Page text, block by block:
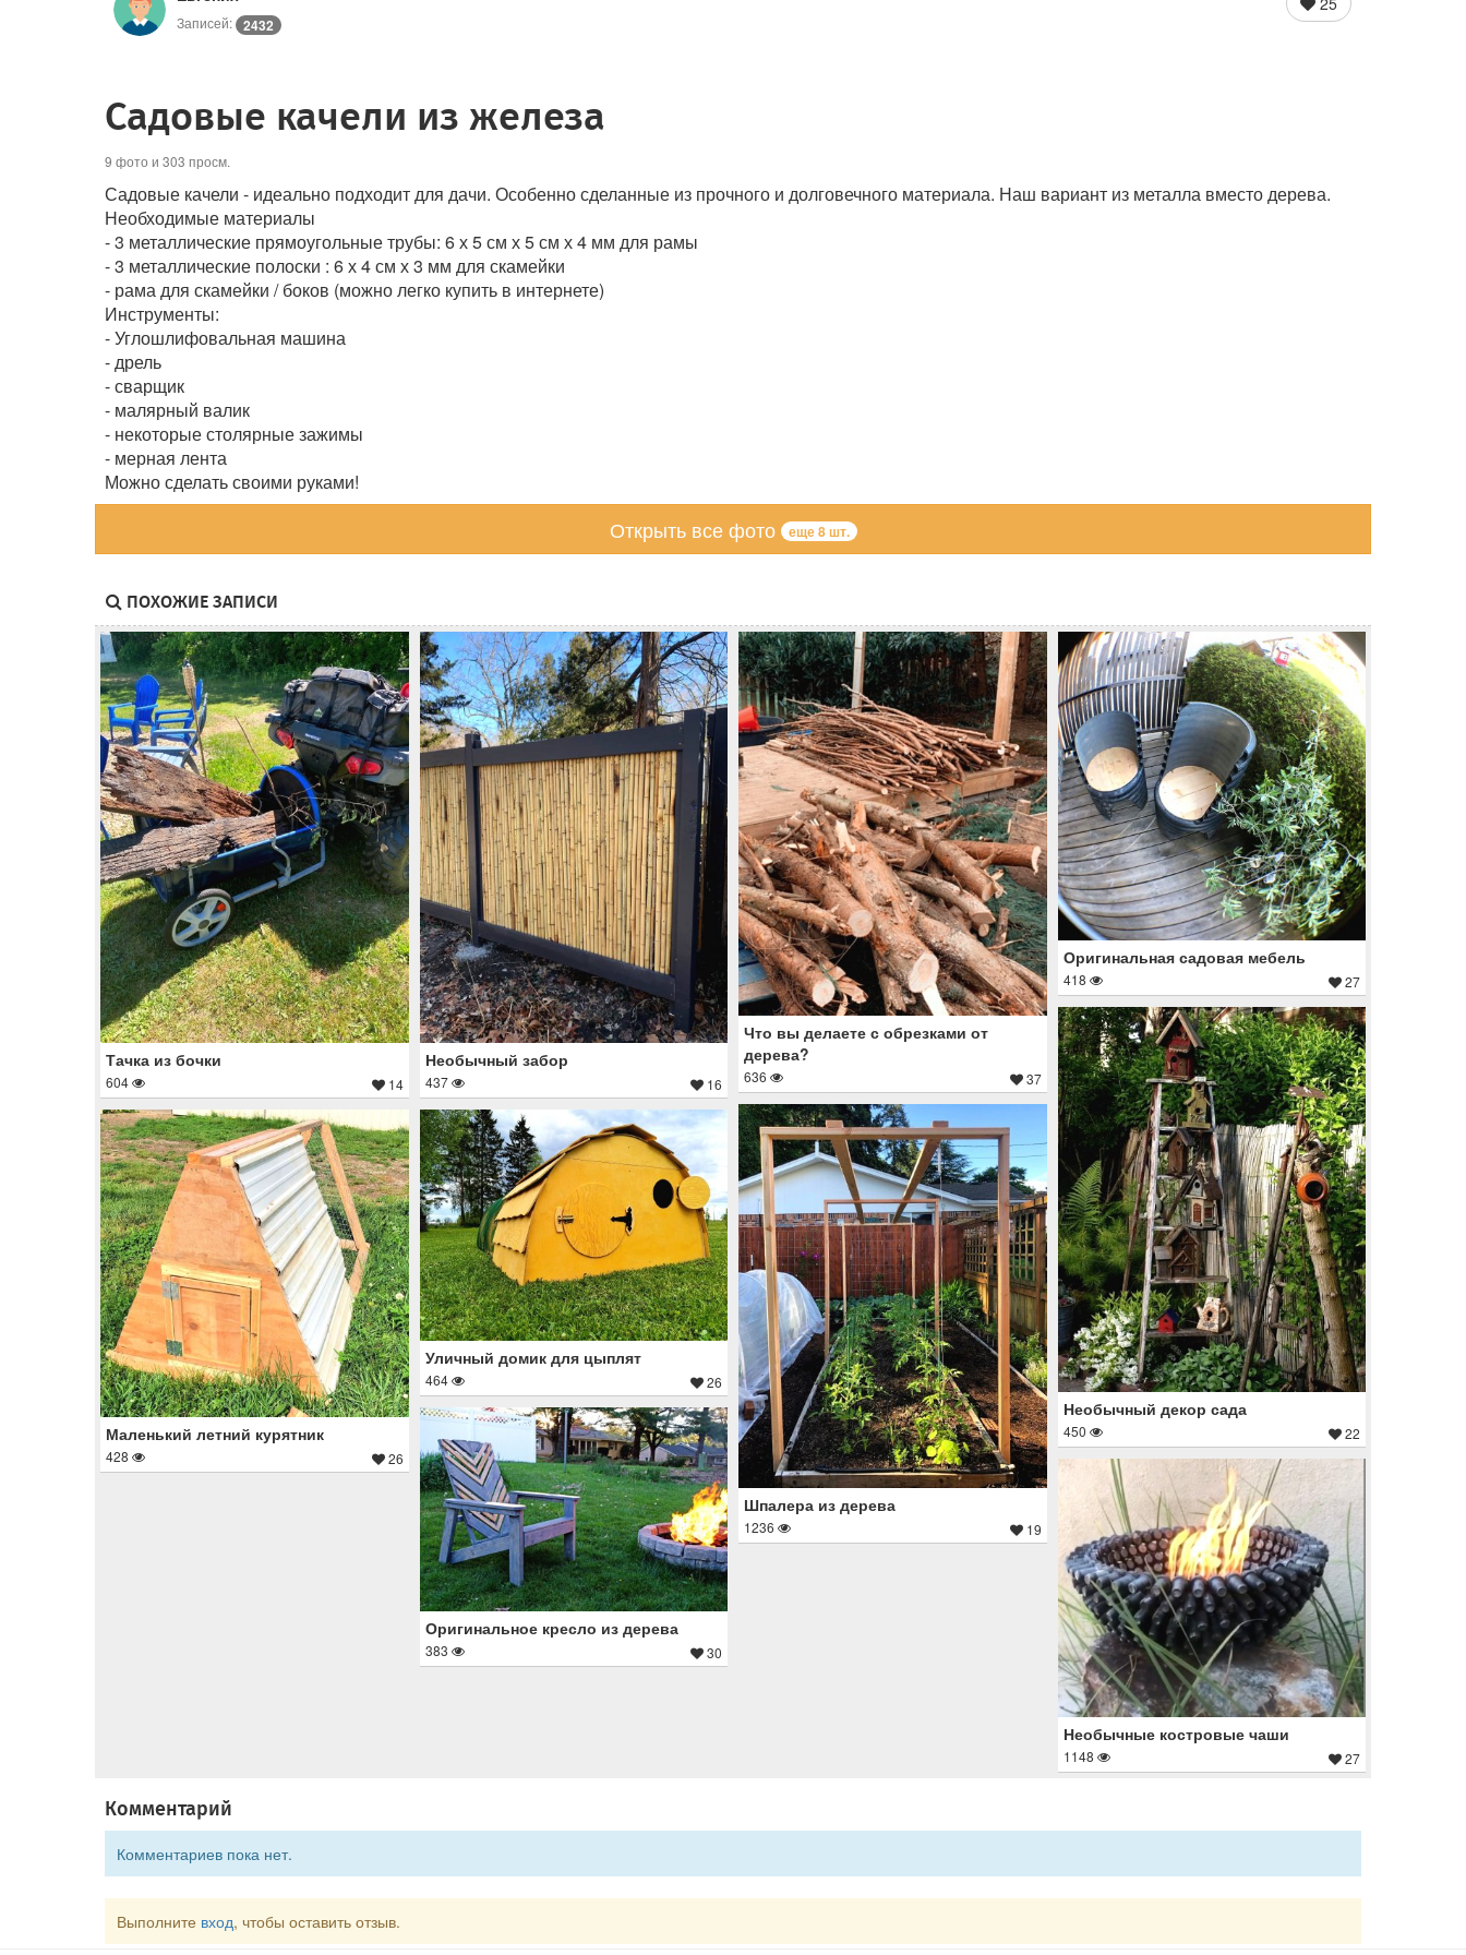
Записей: 2432
Садовые качели из железа
9 фото и 303 просм.
Садовые качели - идеально подходит для дачи. Особенно сделанные из прочного и долговечного материала. Наш вариант из металла вместо дерева.
Необходимые материалы
- 3 металлические прямоугольные трубы: 6 х 5 см х 5 см х 4 мм для рамы
- 3 металлические полоски : 6 х 4 см х 3 мм для скамейки
- рама для скамейки / боков (можно легко купить в интернете)
Инструменты:
- Углошлифовальная машина
- дрель
- сварщик
- малярный валик
- некоторые столярные зажимы
- мерная лента
Можно сделать своими руками!
Открыть все фото еще 8 шт.
ПОХОЖИЕ ЗАПИСИ
Тачка из бочки
604 14
Необычный забор
437 16
Что вы делаете с обрезками от
дерева?
636 37
Оригинальная садовая мебель
418 27
Необычный декор сада
450 22
Шпалера из дерева
1236 19
Маленький летний курятник
428 26
Уличный домик для цыплят
464 26
Оригинальное кресло из дерева
383 30
Необычные костровые чаши
1148 27
Комментарий
Комментариев пока нет.
Выполните вход, чтобы оставить отзыв.